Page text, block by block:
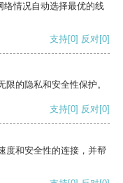
络情况自动选择最优的线
支持[0] 反对[0]
的隐私和安全性保护。
支持[0] 反对[0]
度和安全性的连接，并帮